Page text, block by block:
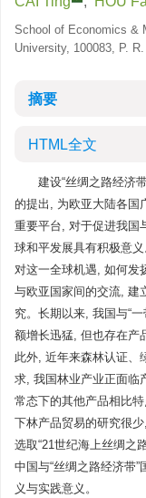
School of Economics &
University, 100083, P.
摘要
HTML全文
建设“丝绸之路经济
的提出, 为欧亚大陆各国
重要平台, 对于促进我国
球和平发展具有积极意
对这一全球机遇, 如何发
与欧亚国家间的交流, 建
究。长期以来, 我国与“
额增长迅猛, 但也存在产
此外, 近年来森林认证、
求, 我国林业产业正面临
常态下的其他产品相比
下林产品贸易的研究很
选取“21世纪海上丝绸之
中国与“丝绸之路经济带
义与实践意义。